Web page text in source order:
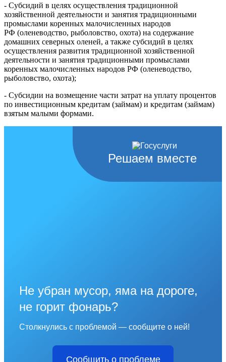
- Субсидий в целях осуществления традиционной
хозяйственной деятельности и занятия традиционными
промыслами коренных малочисленных народов
РФ (оленеводство, рыболовство, охота) на содержание
домашних северных оленей, а также субсидий в целях
осуществления развития традиционной хозяйственной
деятельности и занятия традиционными промыслами
коренных малочисленных народов РФ (оленеводство,
рыболовство, охота);
- Субсидии на возмещение части затрат на уплату процентов
по инвестиционным кредитам (займам) и кредитам (займам)
взятым малыми формами.
Решаем вместе
Не убран мусор, яма на дороге,
не горит фонарь?
Столкнулись с проблемой — сообщите о ней!
Сообщить о проблеме